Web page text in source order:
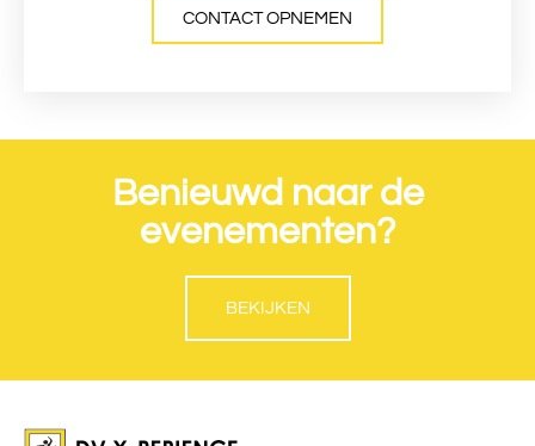
CONTACT OPNEMEN
Benieuwd naar de
evenementen?
BEKIJKEN